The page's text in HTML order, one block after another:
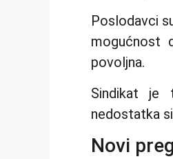
Poslodavci
mogućnost
povoljna.
Sindikat je
nedostatka
Novi